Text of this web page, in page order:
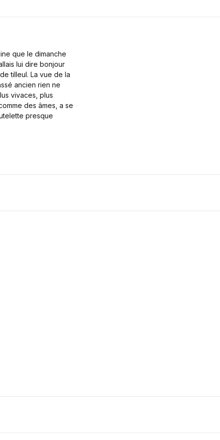
que le dimanche
lui dire bonjour
tilleul. La vue de la
ancien rien ne
vivaces, plus
des âmes, a se
presque